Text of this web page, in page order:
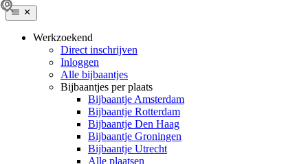
Werkzoekend
Direct inschrijven
Inloggen
Alle bijbaantjes
Bijbaantjes per plaats
Bijbaantje Amsterdam
Bijbaantje Rotterdam
Bijbaantje Den Haag
Bijbaantje Groningen
Bijbaantje Utrecht
Alle plaatsen